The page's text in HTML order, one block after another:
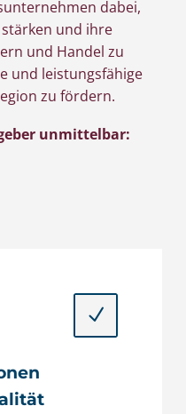
dabei,
und ihre
und Handel zu
und leistungsfähige
zu fördern.
unmittelbar:
N
N